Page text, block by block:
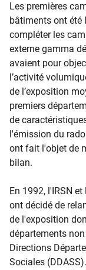
Les premières
bâtiments ont été
compléter les
externe gamma
avaient pour
l’activité
de l’exposition
premiers
de
l'émission du
ont fait l'objet de
bilan.
En 1992, l'IRSN
ont décidé de
de l'exposition
départements
Directions
Sociales